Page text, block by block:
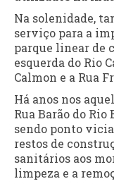
Na solenidade,
serviço para a
parque linear de
esquerda do Rio
Calmon e a Rua
Há anos nos
Rua Barão do Rio
sendo ponto
restos de
sanitários aos
limpeza e a